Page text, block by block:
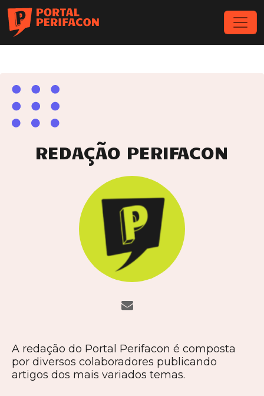
REDAÇÃO PERIFACON
A redação do Portal Perifacon é composta
por diversos colaboradores publicando
artigos dos mais variados temas.